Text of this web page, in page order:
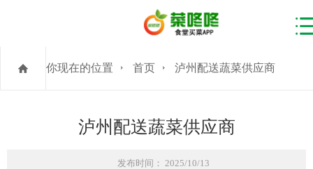
你现在的位置 首页 泸州配送蔬菜供应商
泸州配送蔬菜供应商
发布时间： 2025/10/13